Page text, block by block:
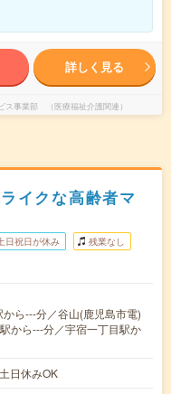
詳しく見る
事業部 （医療福祉介護関連）
イクな高齢者マ
日祝日が休み 残業なし
ら---分／谷山(鹿児島市電)
から---分／宇宿一丁目駅か
日休みOK